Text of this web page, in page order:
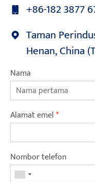
+86-182 3877
Taman
Henan, China
Nama
Alamat emel*
Nombor telefon